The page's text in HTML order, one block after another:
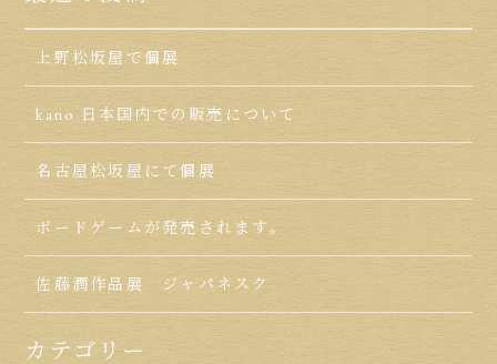
上野松坂屋で個展
kano 日本国内での販売について
名古屋松坂屋にて個展
ボードゲームが発売されます。
佐藤潤作品展 ジャパネスク
カテゴリー